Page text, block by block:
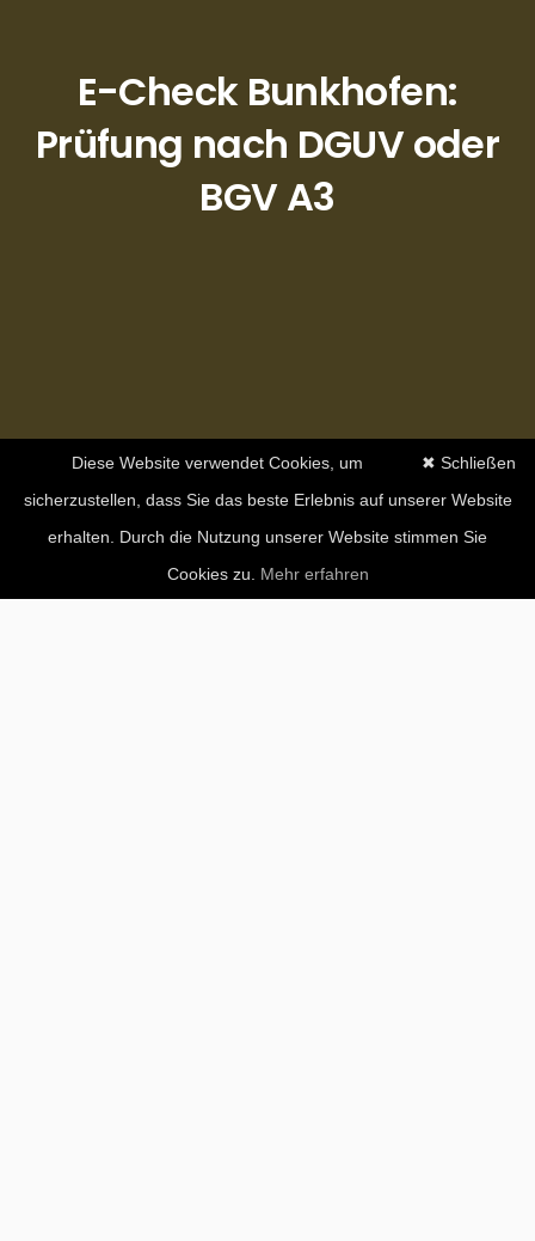
E-Check Bunkhofen:
Prüfung nach DGUV oder
BGV A3
✖ Schließen
Diese Website verwendet Cookies, um
sicherzustellen, dass Sie das beste Erlebnis auf unserer Website
erhalten. Durch die Nutzung unserer Website stimmen Sie
Cookies zu. Mehr erfahren